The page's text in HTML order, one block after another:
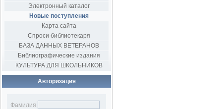
Электронный каталог
Новые поступления
Карта сайта
Спроси библиотекаря
БАЗА ДАННЫХ ВЕТЕРАНОВ
Библиографические издания
КУЛЬТУРА ДЛЯ ШКОЛЬНИКОВ
Авторизация
Фамилия